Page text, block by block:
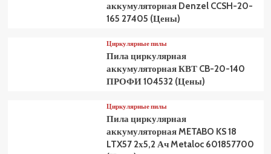
аккумуляторная Denzel CCSH-20-
165 27405 (Цены)
Циркулярные пилы
Пила циркулярная
аккумуляторная КВТ CB-20-140
ПРОФИ 104532 (Цены)
Циркулярные пилы
Пила циркулярная
аккумуляторная METABO KS 18
LTX57 2х5,2 Ач Metaloc 601857700